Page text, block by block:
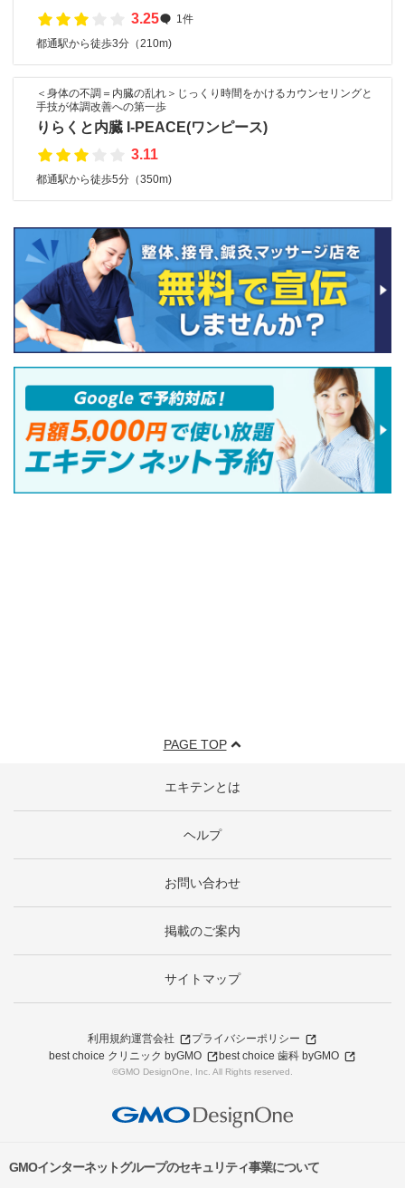
3.25
1件
都通駅から徒歩3分（210m)
＜身体の不調＝内臓の乱れ＞じっくり時間をかけるカウンセリングと
手技が体調改善への第一歩
りらくと内臓 I-PEACE(ワンピース)
3.11
都通駅から徒歩5分（350m)
PAGE TOP
エキテンとは
ヘルプ
お問い合わせ
掲載のご案内
サイトマップ
利用規約運営会社
プライバシーポリシー
best choice クリニック byGMO
best choice 歯科 byGMO
©GMO DesignOne, Inc. All Rights reserved.
GMOインターネットグループのセキュリティ事業について